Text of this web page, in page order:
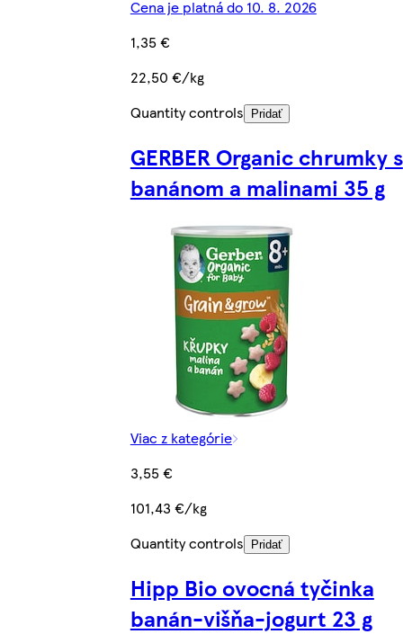
Cena je platná do 10. 8. 2026
1,35 €
22,50 €/kg
Quantity controls
Pridať
GERBER Organic chrumky s
banánom a malinami 35 g
Viac z kategórie
3,55 €
101,43 €/kg
Quantity controls
Pridať
Hipp Bio ovocná tyčinka
banán-višňa-jogurt 23 g